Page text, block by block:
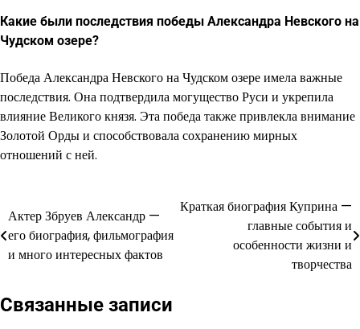
Какие были последствия победы Александра Невского на
Чудском озере?
Победа Александра Невского на Чудском озере имела важные
последствия. Она подтвердила могущество Руси и укрепила
влияние Великого князя. Эта победа также привлекла внимание
Золотой Орды и способствовала сохранению мирных
отношений с ней.
Навигация
по
Актер Збруев Александр —
его биография, фильмография
и много интересных фактов
Краткая биография Куприна —
главные события и
особенности жизни и
творчества
Связанные записи